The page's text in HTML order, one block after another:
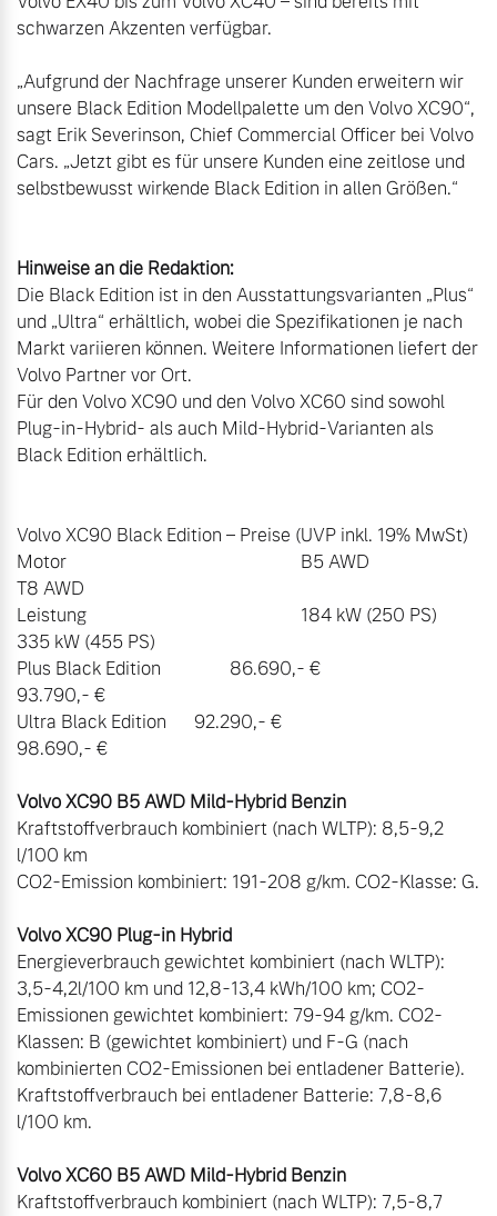
schwarzen Akzenten verfügbar.
„Aufgrund der Nachfrage unserer Kunden erweitern wir
unsere Black Edition Modellpalette um den Volvo XC90“,
sagt Erik Severinson, Chief Commercial Officer bei Volvo
Cars. „Jetzt gibt es für unsere Kunden eine zeitlose und
selbstbewusst wirkende Black Edition in allen Größen.“
Hinweise an die Redaktion:
Die Black Edition ist in den Ausstattungsvarianten „Plus“
und „Ultra“ erhältlich, wobei die Spezifikationen je nach
Markt variieren können. Weitere Informationen liefert der
Volvo Partner vor Ort.
Für den Volvo XC90 und den Volvo XC60 sind sowohl
Plug-in-Hybrid- als auch Mild-Hybrid-Varianten als
Volvo XC90 Black Edition – Preise (UVP inkl. 19% MwSt)
Motor							B5 AWD
T8 AWD
Leistung						184 kW (250 PS)
335 kW (455 PS)
Plus Black Edition		86.690,- €
93.790,- €
Ultra Black Edition	92.290,- €
Volvo XC90 B5 AWD Mild-Hybrid Benzin
Kraftstoffverbrauch kombiniert (nach WLTP): 8,5-9,2
l/100 km
CO2-Emission kombiniert: 191-208 g/km. CO2-Klasse: G.
Volvo XC90 Plug-in Hybrid
Energieverbrauch gewichtet kombiniert (nach WLTP):
3,5-4,2l/100 km und 12,8-13,4 kWh/100 km; CO2-
Emissionen gewichtet kombiniert: 79-94 g/km. CO2-
Klassen: B (gewichtet kombiniert) und F-G (nach
kombinierten CO2-Emissionen bei entladener Batterie).
Kraftstoffverbrauch bei entladener Batterie: 7,8-8,6
l/100 km.
Volvo XC60 B5 AWD Mild-Hybrid Benzin
Kraftstoffverbrauch kombiniert (nach WLTP): 7,5-8,7